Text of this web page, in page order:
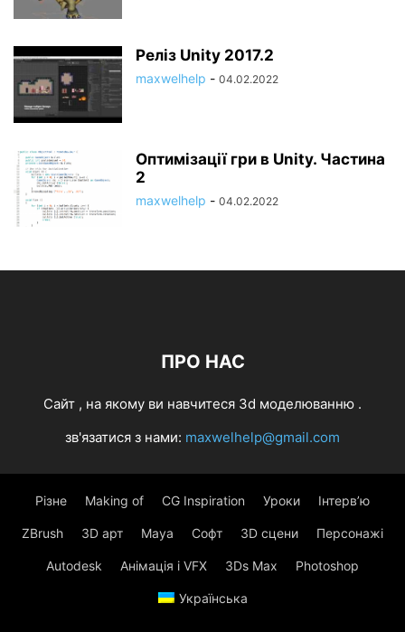
Реліз Unity 2017.2
maxwelhelp - 04.02.2022
Оптимізації гри в Unity. Частина
2
maxwelhelp - 04.02.2022
ПРО НАС
Cайт , на якому ви навчитеся 3d моделюванню .
зв'язатися з нами: maxwelhelp@gmail.com
Різне Making of CG Inspiration Уроки Інтерв’ю
ZBrush 3D арт Maya Софт 3D сцени Персонажі
Autodesk Анімація і VFX 3Ds Max Photoshop
Українська